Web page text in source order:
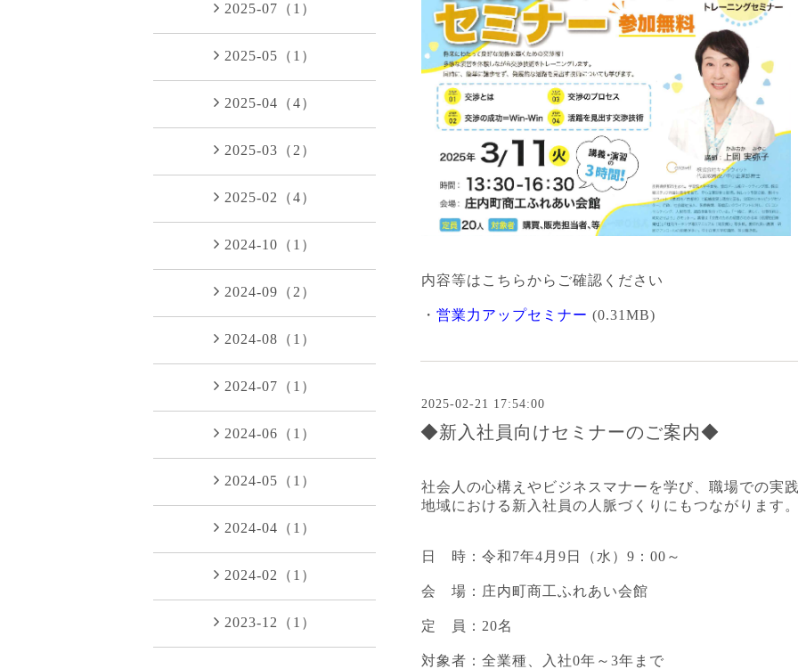
内容等はこちらからご確認ください
・ 営業力アップセミナー (0.31MB)
2025-02-21 17:54:00
◆新入社員向けセミナーのご案内◆
社会人の心構えやビジネスマナーを学び、職場での実
地域における新入社員の人脈づくりにもつながります。
日 時：令和7年4月9日（水）9：00～
会 場：庄内町商工ふれあい会館
定 員：20名
対象者：全業種、入社0年～3年まで
2025-07（1）
2025-05（1）
2025-04（4）
2025-03（2）
2025-02（4）
2024-10（1）
2024-09（2）
2024-08（1）
2024-07（1）
2024-06（1）
2024-05（1）
2024-04（1）
2024-02（1）
2023-12（1）